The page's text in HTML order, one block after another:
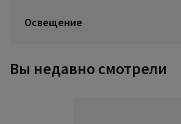
Освещение
Вы недавно смотрели